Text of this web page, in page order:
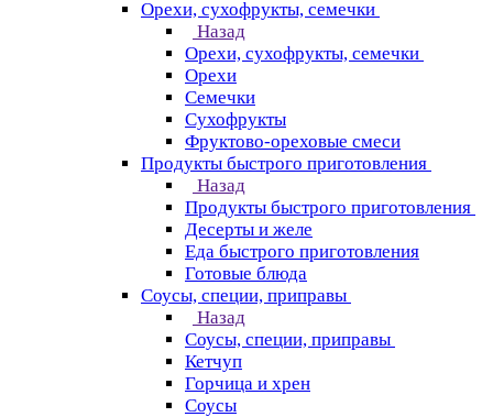
Орехи, сухофрукты, семечки
Назад
Орехи, сухофрукты, семечки
Орехи
Семечки
Сухофрукты
Фруктово-ореховые смеси
Продукты быстрого приготовления
Назад
Продукты быстрого приготовления
Десерты и желе
Еда быстрого приготовления
Готовые блюда
Соусы, специи, приправы
Назад
Соусы, специи, приправы
Кетчуп
Горчица и хрен
Соусы